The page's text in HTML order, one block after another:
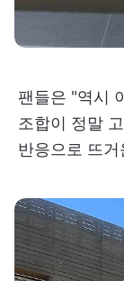
팬들은 "역시
조합이 정말
반응으로 뜨